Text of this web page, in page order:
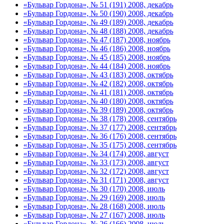
«Бульвар Гордона», № 51 (191) 2008, декабрь
«Бульвар Гордона», № 50 (190) 2008, декабрь
«Бульвар Гордона», № 49 (189) 2008, декабрь
«Бульвар Гордона», № 48 (188) 2008, декабрь
«Бульвар Гордона», № 47 (187) 2008, ноябрь
«Бульвар Гордона», № 46 (186) 2008, ноябрь
«Бульвар Гордона», № 45 (185) 2008, ноябрь
«Бульвар Гордона», № 44 (184) 2008, ноябрь
«Бульвар Гордона», № 43 (183) 2008, октябрь
«Бульвар Гордона», № 42 (182) 2008, октябрь
«Бульвар Гордона», № 41 (181) 2008, октябрь
«Бульвар Гордона», № 40 (180) 2008, октябрь
«Бульвар Гордона», № 39 (189) 2008, октябрь
«Бульвар Гордона», № 38 (178) 2008, сентябрь
«Бульвар Гордона», № 37 (177) 2008, сентябрь
«Бульвар Гордона», № 36 (176) 2008, сентябрь
«Бульвар Гордона», № 35 (175) 2008, сентябрь
«Бульвар Гордона», № 34 (174) 2008, август
«Бульвар Гордона», № 33 (173) 2008, август
«Бульвар Гордона», № 32 (172) 2008, август
«Бульвар Гордона», № 31 (171) 2008, август
«Бульвар Гордона», № 30 (170) 2008, июль
«Бульвар Гордона», № 29 (169) 2008, июль
«Бульвар Гордона», № 28 (168) 2008, июль
«Бульвар Гордона», № 27 (167) 2008, июль